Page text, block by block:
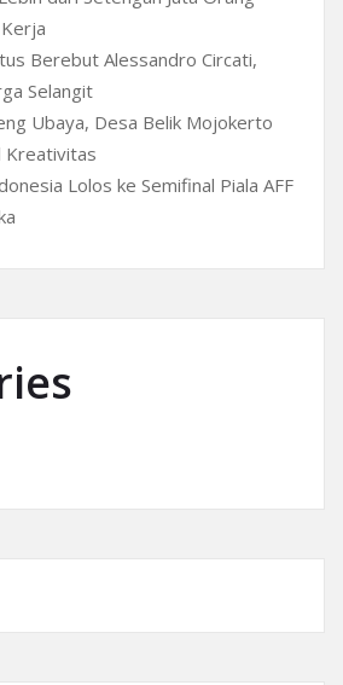
Berebut Alessandro Circati,
Selangit
Ubaya, Desa Belik Mojokerto
Kreativitas
Lolos ke Semifinal Piala AFF